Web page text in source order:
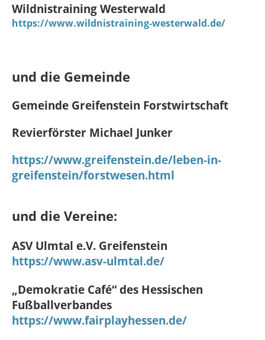
Wildnistraining Westerwald
https://www.wildnistraining-westerwald.de/
und die Gemeinde
Gemeinde Greifenstein Forstwirtschaft
Revierförster Michael Junker
https://www.greifenstein.de/leben-in-
greifenstein/forstwesen.html
und die Vereine:
ASV Ulmtal e.V. Greifenstein
https://www.asv-ulmtal.de/
„Demokratie Café“ des Hessischen
Fußballverbandes
https://www.fairplayhessen.de/